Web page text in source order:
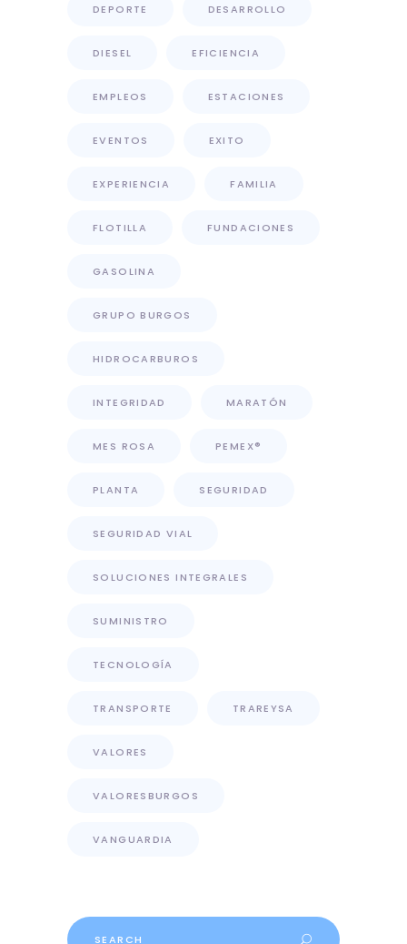
DEPORTE DESARROLLO
DIESEL EFICIENCIA
EMPLEOS ESTACIONES
EVENTOS EXITO
EXPERIENCIA FAMILIA
FLOTILLA FUNDACIONES
GASOLINA
GRUPO BURGOS
HIDROCARBUROS
INTEGRIDAD MARATÓN
MES ROSA PEMEX®
PLANTA SEGURIDAD
SEGURIDAD VIAL
SOLUCIONES INTEGRALES
SUMINISTRO
TECNOLOGÍA
TRANSPORTE TRAREYSA
VALORES
VALORESBURGOS
VANGUARDIA
Search